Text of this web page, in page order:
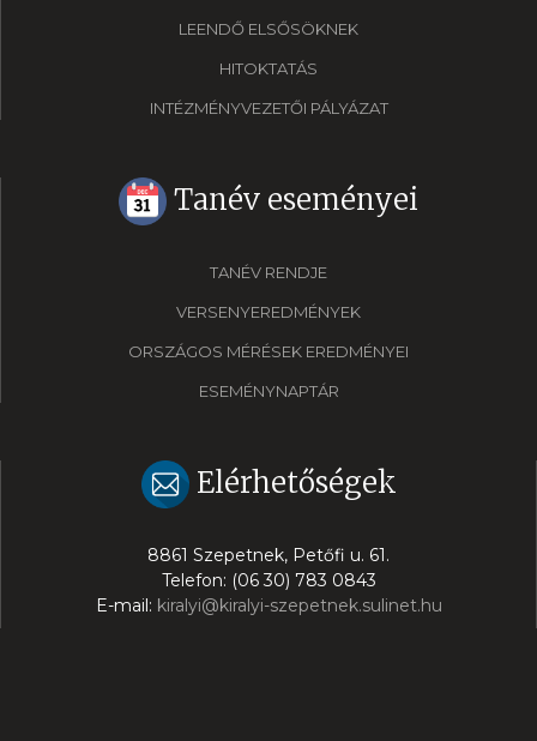
LEENDŐ ELSŐSÖKNEK
HITOKTATÁS
INTÉZMÉNYVEZETŐI PÁLYÁZAT
Tanév eseményei
TANÉV RENDJE
VERSENYEREDMÉNYEK
ORSZÁGOS MÉRÉSEK EREDMÉNYEI
ESEMÉNYNAPTÁR
Elérhetőségek
8861 Szepetnek, Petőfi u. 61.
Telefon: (06 30) 783 0843
E-mail: kiralyi@kiralyi-szepetnek.sulinet.hu